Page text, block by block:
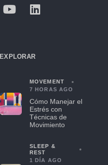
EXPLORAR
MOVEMENT
7 HORAS AGO
Cómo Manejar el
Estrés con
Técnicas de
Movimiento
SLEEP &
REST
1 DÍA AGO